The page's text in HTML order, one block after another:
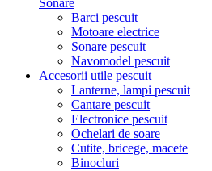
Sonare
Barci pescuit
Motoare electrice
Sonare pescuit
Navomodel pescuit
Accesorii utile pescuit
Lanterne, lampi pescuit
Cantare pescuit
Electronice pescuit
Ochelari de soare
Cutite, bricege, macete
Binocluri